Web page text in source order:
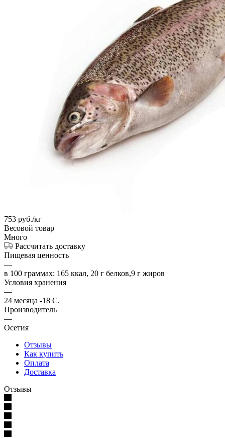
753 руб./кг
Весовой товар
Много
Рассчитать доставку
Пищевая ценность
—
в 100 граммах: 165 ккал, 20 г белков,9 г жиров
Условия хранения
—
24 месяца -18 С.
Производитель
—
Осетия
Отзывы
Как купить
Оплата
Доставка
Отзывы